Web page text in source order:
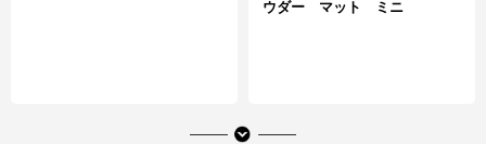
ウダー マット ミニ